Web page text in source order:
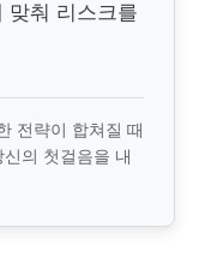
맞춰 리스크를
전략이 합쳐질 때
의 첫걸음을 내